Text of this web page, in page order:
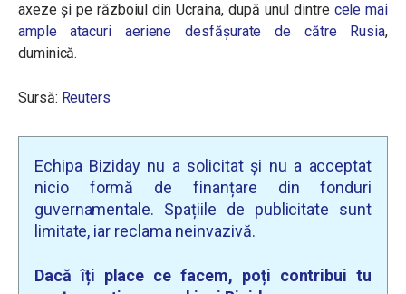
axeze și pe războiul din Ucraina, după unul dintre cele mai
ample atacuri aeriene desfășurate de către Rusia,
duminică.
Sursă: Reuters
Echipa Biziday nu a solicitat și nu a acceptat
nicio formă de finanțare din fonduri
guvernamentale. Spațiile de publicitate sunt
limitate, iar reclama neinvazivă.
Dacă îți place ce facem, poți contribui tu